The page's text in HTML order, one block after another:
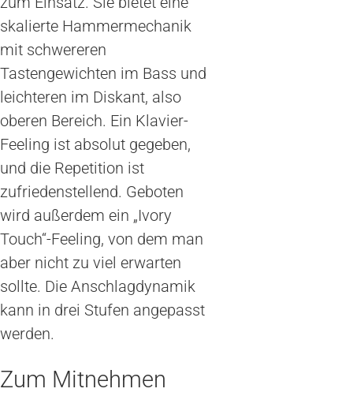
skalierte Hammermechanik
mit schwereren
Tastengewichten im Bass und
leichteren im Diskant, also
oberen Bereich. Ein Klavier-
Feeling ist absolut gegeben,
und die Repetition ist
zufriedenstellend. Geboten
wird außerdem ein „Ivory
Touch“-Feeling, von dem man
aber nicht zu viel erwarten
sollte. Die Anschlagdynamik
kann in drei Stufen angepasst
werden.
Zum Mitnehmen